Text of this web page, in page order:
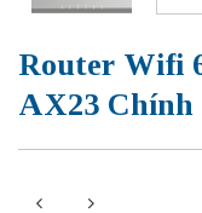
Router Wifi
AX23 Chính